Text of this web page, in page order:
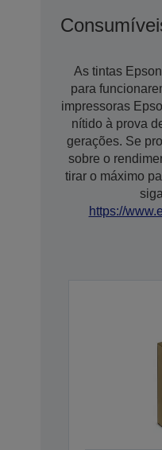
As tintas
para
impressoras
nítido à prova
gerações. Se
sobre o
tirar o máximo
https://